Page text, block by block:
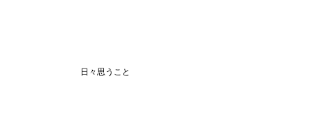
日々思うこと